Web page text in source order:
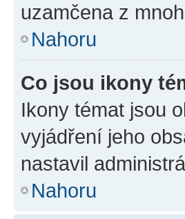
uzamčena z
Nahoru
Co jsou ikony
Ikony témat jsou
vyjádření jeho
nastavil
Nahoru